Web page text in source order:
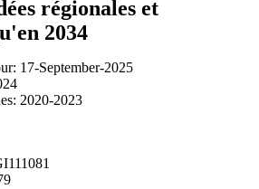
régionales et
2034
17-September-2025
2020-2023